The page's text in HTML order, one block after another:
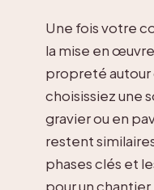
Une fois votre
la mise en
propreté autour
choisissiez une
gravier ou en
restent
phases clés et
pour un